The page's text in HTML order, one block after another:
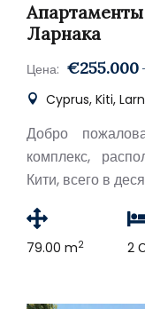
Ларнака
Цена: €255.000
Cyprus, Kiti,
Добро
комплекс,
Кити, всего в
79.00 m2 2